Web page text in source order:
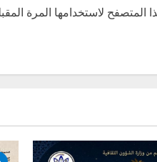
المتصفح لاستخدامها المرة